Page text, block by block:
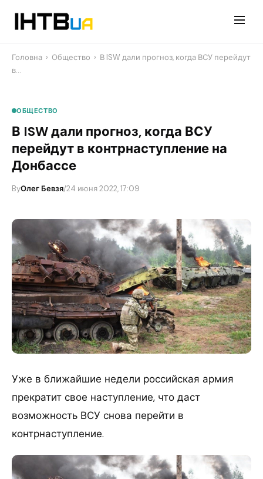
Головна › Общество › ​В ISW дали прогноз, когда ВСУ перейдут
в…
ОБЩЕСТВО
​В ISW дали прогноз, когда ВСУ
перейдут в контрнаступление на
Донбассе
ByОлег Бевзя/24 июня 2022, 17:09
Уже в ближайшие недели российская армия
прекратит свое наступление, что даст
возможность ВСУ снова перейти в
контрнаступление.